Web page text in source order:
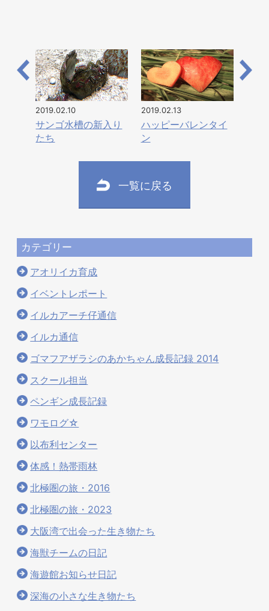
2019.02.10
サンゴ水槽の新入り
たち
2019.02.13
ハッピーバレンタイ
ン
一覧に戻る
カテゴリー
アオリイカ育成
イベントレポート
イルカアーチ仔通信
イルカ通信
ゴマフアザラシのあかちゃん成長記録 2014
スクール担当
ペンギン成長記録
ワモログ☆
以布利センター
体感！熱帯雨林
北極圏の旅・2016
北極圏の旅・2023
大阪湾で出会った生き物たち
海獣チームの日記
海遊館お知らせ日記
深海の小さな生き物たち